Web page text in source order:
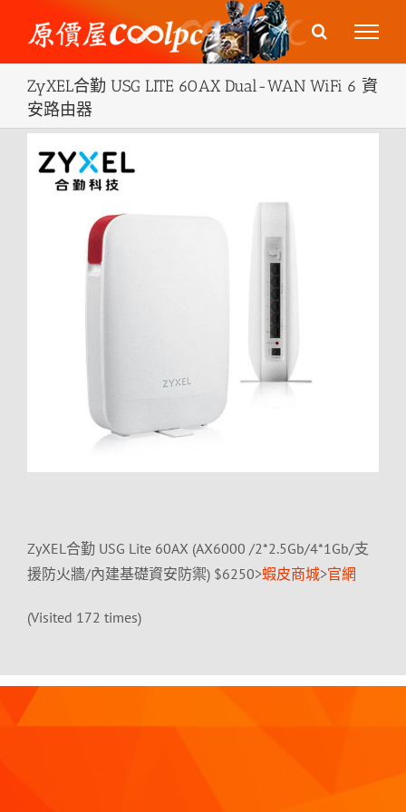
content
ZyXEL合勤 USG LITE 60AX Dual-WAN WiFi 6 資
安路由器
Larger
Image
ZyXEL合勤 USG Lite 60AX (AX6000 /2*2.5Gb/4*1Gb/支
援防火牆/內建基礎資安防禦) $6250>蝦皮商城>官網
(Visited 172 times)